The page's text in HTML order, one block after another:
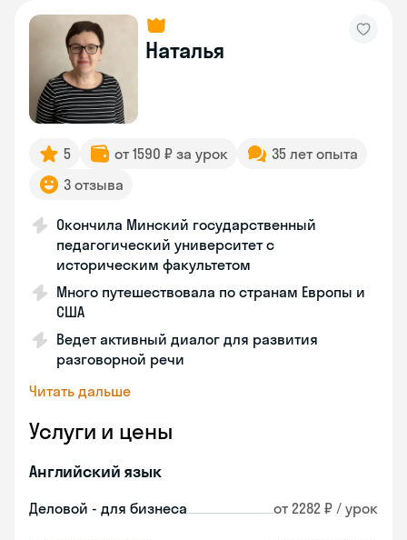
Наталья
5 от 1590 ₽ за урок
35 лет опыта
3 отзыва
Окончила Минский государственный
педагогический университет с
историческим факультетом
Много путешествовала по странам Европы и
США
Ведет активный диалог для развития
разговорной речи
Читать дальше
Услуги и цены
Английский язык
Деловой - для бизнеса от 2282 ₽ / урок